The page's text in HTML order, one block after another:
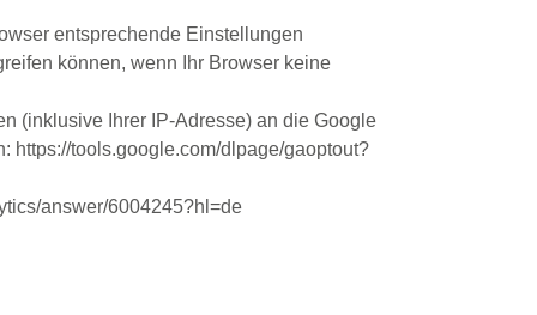
entsprechende Einstellungen
können, wenn Ihr Browser keine
(inklusive Ihrer IP-Adresse) an die Google
https://tools.google.com/dlpage/gaoptout?
answer/6004245?hl=de